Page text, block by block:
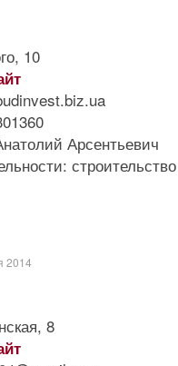
10
Арсентьевич
строительство
2014
8